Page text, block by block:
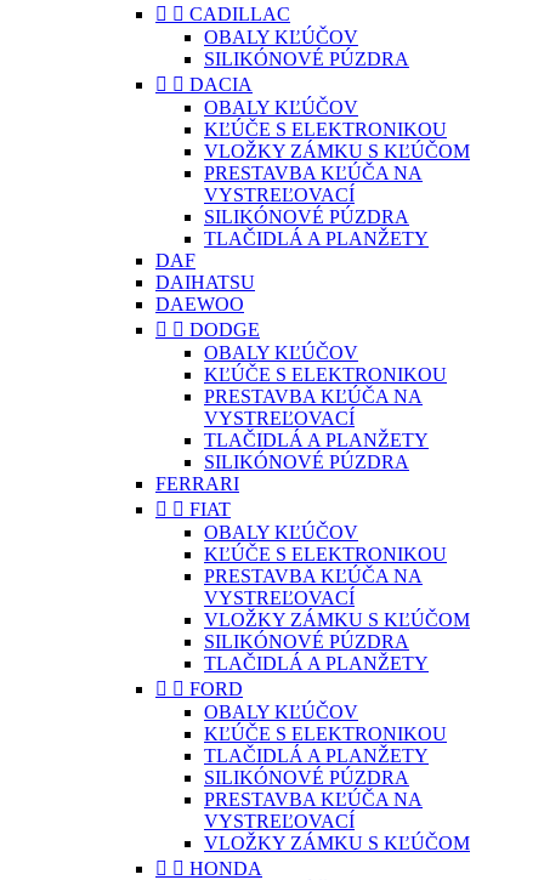
  CADILLAC
OBALY KĽÚČOV
SILIKÓNOVÉ PÚZDRA
  DACIA
OBALY KĽÚČOV
KĽÚČE S ELEKTRONIKOU
VLOŽKY ZÁMKU S KĽÚČOM
PRESTAVBA KĽÚČA NA
VYSTREĽOVACÍ
SILIKÓNOVÉ PÚZDRA
TLAČIDLÁ A PLANŽETY
DAF
DAIHATSU
DAEWOO
  DODGE
OBALY KĽÚČOV
KĽÚČE S ELEKTRONIKOU
PRESTAVBA KĽÚČA NA
VYSTREĽOVACÍ
TLAČIDLÁ A PLANŽETY
SILIKÓNOVÉ PÚZDRA
FERRARI
  FIAT
OBALY KĽÚČOV
KĽÚČE S ELEKTRONIKOU
PRESTAVBA KĽÚČA NA
VYSTREĽOVACÍ
VLOŽKY ZÁMKU S KĽÚČOM
SILIKÓNOVÉ PÚZDRA
TLAČIDLÁ A PLANŽETY
  FORD
OBALY KĽÚČOV
KĽÚČE S ELEKTRONIKOU
TLAČIDLÁ A PLANŽETY
SILIKÓNOVÉ PÚZDRA
PRESTAVBA KĽÚČA NA
VYSTREĽOVACÍ
VLOŽKY ZÁMKU S KĽÚČOM
  HONDA